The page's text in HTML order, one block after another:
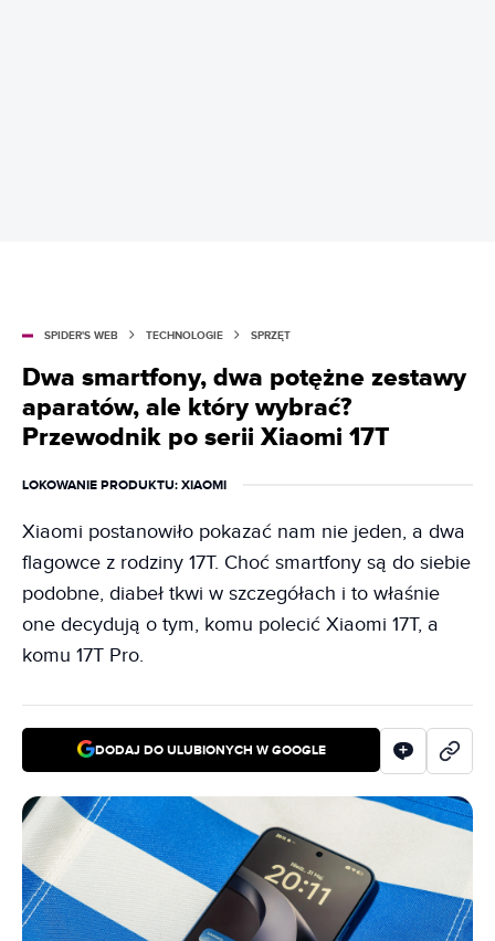
SPIDER'S WEB TECHNOLOGIE SPRZĘT
Dwa smartfony, dwa potężne zestawy
aparatów, ale który wybrać?
Przewodnik po serii Xiaomi 17T
LOKOWANIE PRODUKTU: XIAOMI
Xiaomi postanowiło pokazać nam nie jeden, a dwa
flagowce z rodziny 17T. Choć smartfony są do siebie
podobne, diabeł tkwi w szczegółach i to właśnie
one decydują o tym, komu polecić Xiaomi 17T, a
komu 17T Pro.
DODAJ DO ULUBIONYCH W GOOGLE